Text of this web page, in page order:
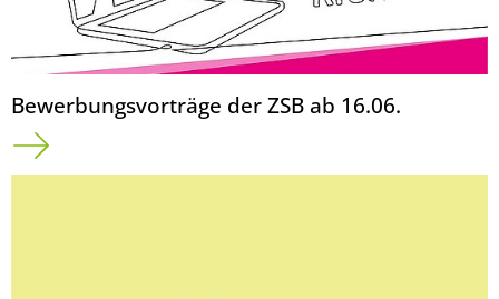
Bewerbungsvorträge der ZSB ab 16.06.